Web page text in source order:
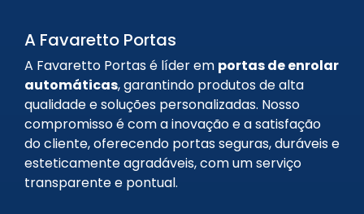
A Favaretto Portas
A Favaretto Portas é líder em portas de enrolar
automáticas, garantindo produtos de alta
qualidade e soluções personalizadas. Nosso
compromisso é com a inovação e a satisfação
do cliente, oferecendo portas seguras, duráveis e
esteticamente agradáveis, com um serviço
transparente e pontual.